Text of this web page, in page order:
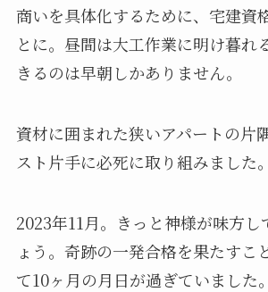
商いを具体化するために、宅建資
とに。昼間は大工作業に明け暮れ
きるのは早朝しかありません。
資材に囲まれた狭いアパートの片
スト片手に必死に取り組みました。
2023年11月。きっと神様が味方し
ょう。奇跡の一発合格を果たすこ
て10ヶ月の月日が過ぎていました。